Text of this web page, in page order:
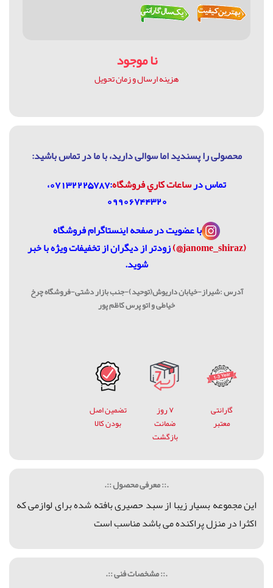
نا موجود
هزینه ارسال و زمان تحویل
محصولی را پسندید اما سوالی دارید، با ما در تماس باشيد:
تماس درساعات كاري فروشگاه
:07132225787،
09906744320
با عضویت درصفحه اینستاگرام فروشگاه
(janome_shiraz@)
زودتر از دیگران از تخفیفات ویژه با خبر
شوید.
آدرس :شیراز-خیابان داریوش(توحید)-جنب بازار دشتی-فروشگاه چرخ
خیاطی و اتو پرس کاظم پور
گارانتی
معتبر
۷ روز
ضمانت
بازگشت
تضمین اصل
بودن کالا
.:: معرفی محصول ::.
اين مجموعه بسیار زیبا از سبد حصیری بافته شده برای لوازمی که
اکثرا در منزل پراکنده می باشد مناسب است
.:: مشخصات فنی ::.